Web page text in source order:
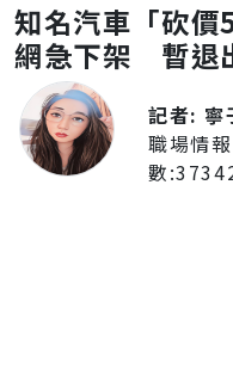
知名汽車「砍
網急下架 暫退
記者: 寧
職場情報
數: